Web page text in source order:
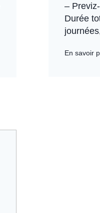
–
Durée
En savoir